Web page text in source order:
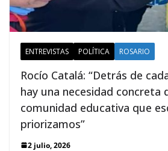
ENTREVISTAS POLÍTICA ROSARIO
Rocío Catalá: “Detrás de
hay una necesidad concreta
comunidad educativa que
priorizamos”
2 julio, 2026